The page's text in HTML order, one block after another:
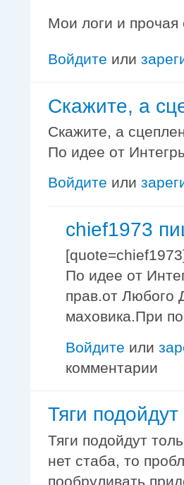
Мои логи и
Войдите или
Скажите, а
Скажите, а
По идее от
Войдите или
chief1973
По идее от
прав.от Любого
маховика.При
Войдите или
комментарии
Тяги подойдут
Тяги подойдут
нет стаба, то
пообруливать